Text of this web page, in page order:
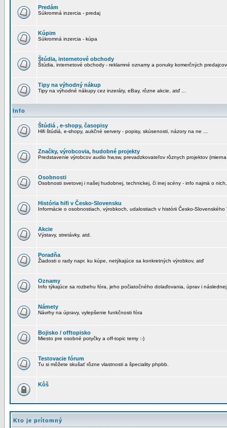
Predám
Súkromná inzercia - predaj
Kúpim
Súkromná inzercia - kúpa
Štúdia, internetové obchody
Štúdia, internetové obchody - reklamné oznamy a ponuky komerčných predajcov
Tipy na výhodný nákup
Tipy na výhodné nákupy cez inzeráty, eBay, rôzne akcie, atď ...
Info
Štúdiá , e-shopy, časopisy
Hifi štúdiá, e-shopy, aukčné servery - popisy, skúsenosti, názory na ne ...
Značky, výrobcovia, hudobné projekty
Predstavenie výrobcov audio hw,sw, prevadzkovateľov rôznych projektov
Osobnosti
Osobnosti svetovej i našej hudobnej, technickej, či inej scény - info najmä o
História hifi v Česko-Slovensku
Informácie o osobnostiach, výrobkoch, udalostiach v histórii Česko-Slovenského
Akcie
Výstavy, stretávky, atd.
Poradňa
Žiadosti o rady napr. ku kúpe, netýkajúce sa konkretných výrobkov, atď
Oznamy
Info týkajúce sa rozbehu fóra, jeho počiatočného dolaďovania, úprav i
Námety
Návrhy na úpravy, vylepšenie funkčnosti fóra
Bojisko / offtopisko
Miesto pre osobné potyčky a off-topic temy :-)
Testovacie fórum
Tu si môžete skušať rôzne vlastnosti a špeciality phpbb.
Kôš
Kto je prítomný